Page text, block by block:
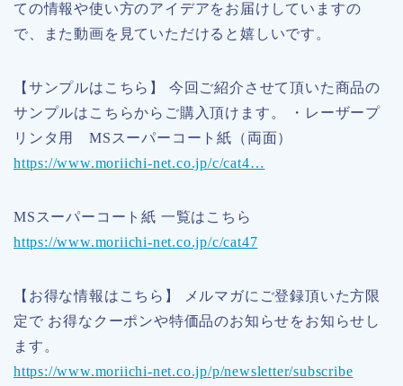
ての情報や使い方のアイデアをお届けしていますの
で、また動画を見ていただけると嬉しいです。
【サンプルはこちら】 今回ご紹介させて頂いた商品の
サンプルはこちらからご購入頂けます。 ・レーザープ
リンタ用 MSスーパーコート紙（両面）
https://www.moriichi-net.co.jp/c/cat4…
MSスーパーコート紙 一覧はこちら
https://www.moriichi-net.co.jp/c/cat47
【お得な情報はこちら】 メルマガにご登録頂いた方限
定で お得なクーポンや特価品のお知らせをお知らせし
ます。
https://www.moriichi-net.co.jp/p/newsletter/subscribe